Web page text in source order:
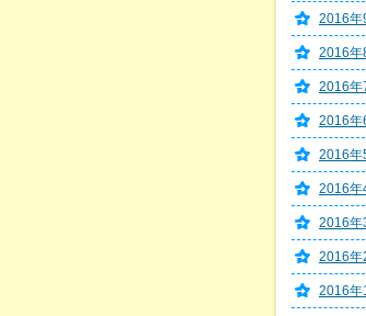
2016年
2016年
2016年
2016年
2016年
2016年
2016年
2016年
2016年